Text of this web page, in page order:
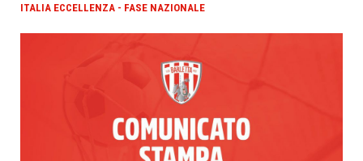
ITALIA ECCELLENZA - FASE NAZIONALE